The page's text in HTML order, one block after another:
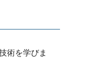
術を学びま